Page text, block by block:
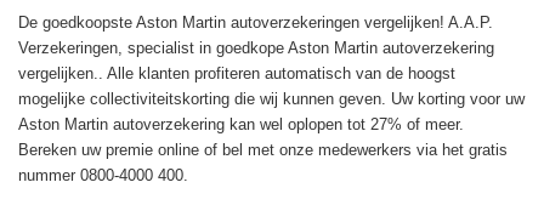
De goedkoopste Aston Martin autoverzekeringen vergelijken! A.A.P.
Verzekeringen, specialist in goedkope Aston Martin autoverzekering
vergelijken.. Alle klanten profiteren automatisch van de hoogst
mogelijke collectiviteitskorting die wij kunnen geven. Uw korting voor uw
Aston Martin autoverzekering kan wel oplopen tot 27% of meer.
Bereken uw premie online of bel met onze medewerkers via het gratis
nummer 0800-4000 400.